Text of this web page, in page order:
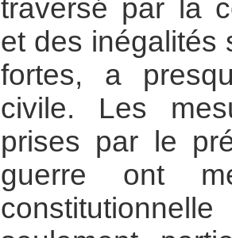
traversé par la
et des inégalités
fortes, a
civile. Les
prises par le
guerre ont